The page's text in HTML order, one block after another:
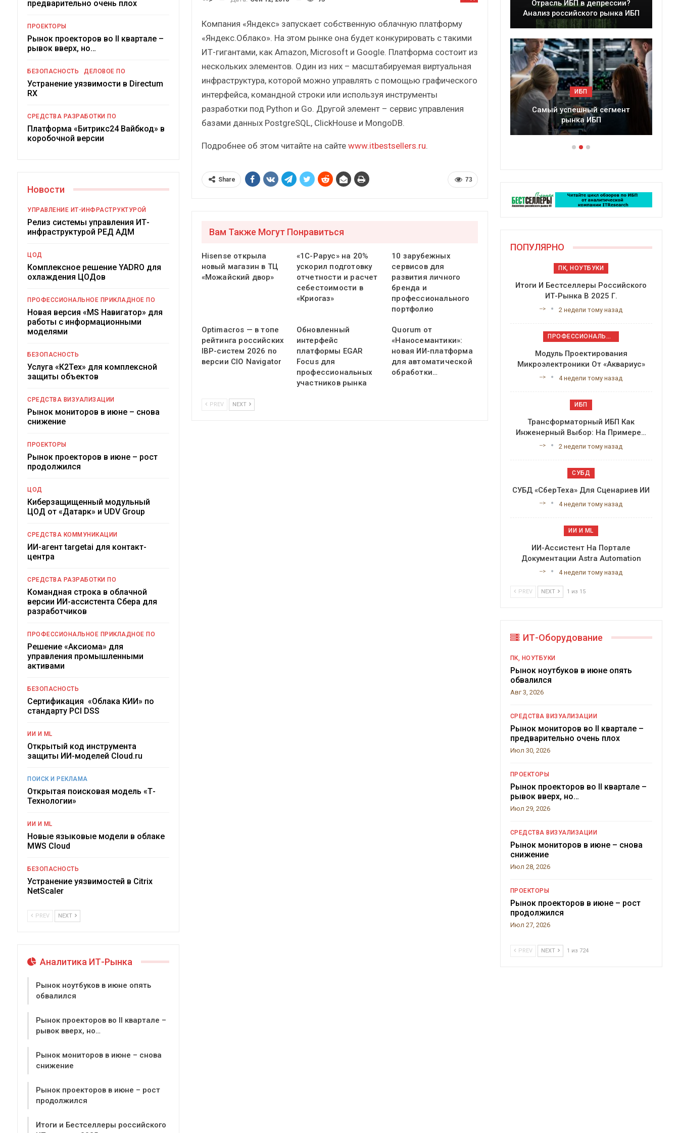
Компания «Яндекс» запускает собственную облачную платформу
«Яндекс.Облако». На этом рынке она будет конкурировать с такими
ИТ-гигантами, как Amazon, Microsoft и Google. Платформа состоит из
нескольких элементов. Один из них – масштабируемая виртуальная
инфраструктура, которой можно управлять с помощью графического
интерфейса, командной строки или используя инструменты
разработки под Python и Go. Другой элемент – сервис управления
базами данных PostgreSQL, ClickHouse и MongoDB.
Подробнее об этом читайте на сайте www.itbestsellers.ru.
73
Share
Вам Также Могут Понравиться
Hisense открыла
новый магазин в ТЦ
«Можайский двор»
«1С-Рарус» на 20%
ускорил подготовку
отчетности и расчет
себестоимости в
«Криогаз»
10 зарубежных
сервисов для
развития личного
бренда и
профессионального
портфолио
Optimacros — в топе
рейтинга российских
IBP-систем 2026 по
версии CIO Navigator
Обновленный
интерфейс
платформы EGAR
Focus для
профессиональных
участников рынка
Quorum от
«Наносемантики»:
новая ИИ-платформа
для автоматической
обработки…
PREV NEXT
предварительно очень плох
ПРОЕКТОРЫ
Рынок проекторов во II квартале –
рывок вверх, но…
БЕЗОПАСНОСТЬ ДЕЛОВОЕ ПО
Устранение уязвимости в Directum
RX
СРЕДСТВА РАЗРАБОТКИ ПО
Платформа «Битрикс24 Вайбкод» в
коробочной версии
Новости
УПРАВЛЕНИЕ ИТ-ИНФРАСТРУКТУРОЙ
Релиз системы управления ИТ-
инфраструктурой РЕД АДМ
ЦОД
Комплексное решение YADRO для
охлаждения ЦОДов
ПРОФЕССИОНАЛЬНОЕ ПРИКЛАДНОЕ ПО
Новая версия «MS Навигатор» для
работы с информационными
моделями
БЕЗОПАСНОСТЬ
Услуга «К2Тех» для комплексной
защиты объектов
СРЕДСТВА ВИЗУАЛИЗАЦИИ
Рынок мониторов в июне – снова
снижение
ПРОЕКТОРЫ
Рынок проекторов в июне – рост
продолжился
ЦОД
Киберзащищенный модульный
ЦОД от «Датарк» и UDV Group
СРЕДСТВА КОММУНИКАЦИИ
ИИ-агент targetai для контакт-
центра
СРЕДСТВА РАЗРАБОТКИ ПО
Командная строка в облачной
версии ИИ-ассистента Сбера для
разработчиков
ПРОФЕССИОНАЛЬНОЕ ПРИКЛАДНОЕ ПО
Решение «Аксиома» для
управления промышленными
активами
БЕЗОПАСНОСТЬ
Сертификация «Облака КИИ» по
стандарту PCI DSS
ИИ И ML
Открытый код инструмента
защиты ИИ-моделей Cloud.ru
ПОИСК И РЕКЛАМА
Открытая поисковая модель «Т-
Технологии»
ИИ И ML
Новые языковые модели в облаке
MWS Cloud
БЕЗОПАСНОСТЬ
Устранение уязвимостей в Citrix
NetScaler
PREV NEXT
Аналитика ИТ-Рынка
Рынок ноутбуков в июне опять
обвалился
Рынок проекторов во II квартале –
рывок вверх, но…
Рынок мониторов в июне – снова
снижение
Рынок проекторов в июне – рост
продолжился
Итоги и Бестселлеры российского
Краткий статистический
ИБП
Подкосят ли глобальные угрозы
российский рынок ИБП?
ИБП
Отрасль ИБП в депрессии?
Часть II.
Отрасль ИБП в депрессии?
Анализ российского рынка ИБП
ИБП
Самый успешный сегмент
рынка ИБП
Подкосят
ПОПУЛЯРНО
ПК, НОУТБУКИ
Итоги И Бестселлеры Российского
ИТ-Рынка В 2025 Г.
--> 2 недели тому назад
ПРОФЕССИОНАЛЬНОЕ ПРИКЛАДНОЕ ПО
Модуль Проектирования
Микроэлектроники От «Аквариус»
--> 4 недели тому назад
ИБП
Трансформаторный ИБП Как
Инженерный Выбор: На Примере…
--> 2 недели тому назад
СУБД
СУБД «СберТеха» Для Сценариев ИИ
--> 4 недели тому назад
ИИ И ML
ИИ-Ассистент На Портале
Документации Astra Automation
--> 4 недели тому назад
PREV NEXT 1 из 15
ИТ-Оборудование
ПК, НОУТБУКИ
Рынок ноутбуков в июне опять
обвалился
Авг 3, 2026
СРЕДСТВА ВИЗУАЛИЗАЦИИ
Рынок мониторов во II квартале –
предварительно очень плох
Июл 30, 2026
ПРОЕКТОРЫ
Рынок проекторов во II квартале –
рывок вверх, но…
Июл 29, 2026
СРЕДСТВА ВИЗУАЛИЗАЦИИ
Рынок мониторов в июне – снова
снижение
Июл 28, 2026
ПРОЕКТОРЫ
Рынок проекторов в июне – рост
продолжился
Июл 27, 2026
PREV NEXT 1 из 724